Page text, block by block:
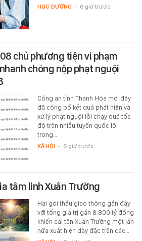
HỌC ĐƯỜNG - 6 giờ trước
chủ phương tiện vi phạm
chóng nộp phạt nguội
Công an tỉnh Thanh Hóa mới đây
đã công bố kết quả phát hiện và
xử lý phạt nguội lỗi chạy quá tốc
độ trên nhiều tuyến quốc lộ
trong…
XÃ HỘI - 6 giờ trước
tâm linh Xuân Trường
Hai gói thầu giao thông gần đây
với tổng giá trị gần 8.800 tỷ đồng
khiến cái tên Xuân Trường một lần
nữa xuất hiện dày đặc trên các…